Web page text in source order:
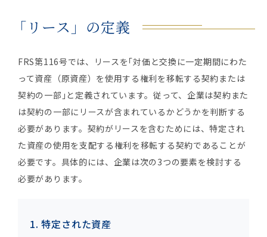
「リース」の定義
FRS第116号では、リースを｢対価と交換に一定期間にわた
って資産（原資産）を使用する権利を移転する契約または
契約の一部｣と定義されています。従って、企業は契約また
は契約の一部にリースが含まれているかどうかを判断する
必要があります。契約がリースを含むためには、特定され
た資産の使用を支配する権利を移転する契約であることが
必要です。具体的には、企業は次の3つの要素を検討する
必要があります。
1. 特定された資産